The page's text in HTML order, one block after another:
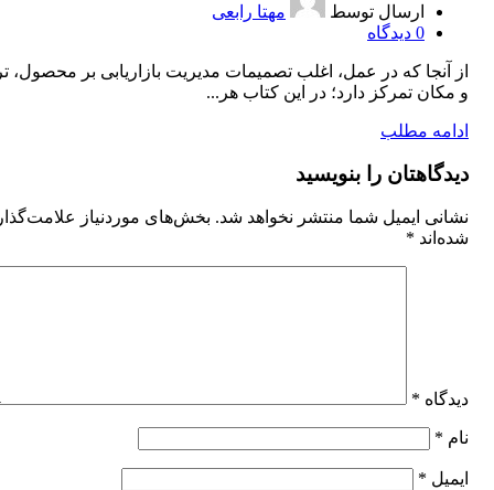
ارسال توسط
مهتا رابعی
0 دیدگاه
از آنجا که در عمل، اغلب تصمیمات مدیریت بازاریابی بر محصول،
و مکان تمرکز دارد؛ در این کتاب هر...
ادامه مطلب
دیدگاهتان را بنویسید
نشانی ایمیل شما منتشر نخواهد شد. بخش‌های موردنیاز
شده‌اند *
دیدگاه *
نام *
ایمیل *